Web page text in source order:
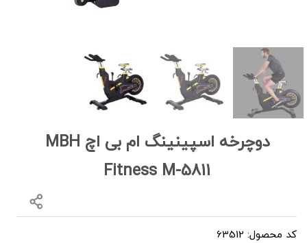
دوچرخه اسپینینگ ام بی اچ MBH
Fitness M-5811
کد محصول: 63512